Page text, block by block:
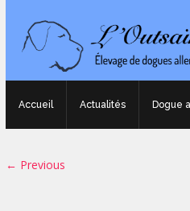
Accueil Actualités Dogue
Image navigation
← Previous